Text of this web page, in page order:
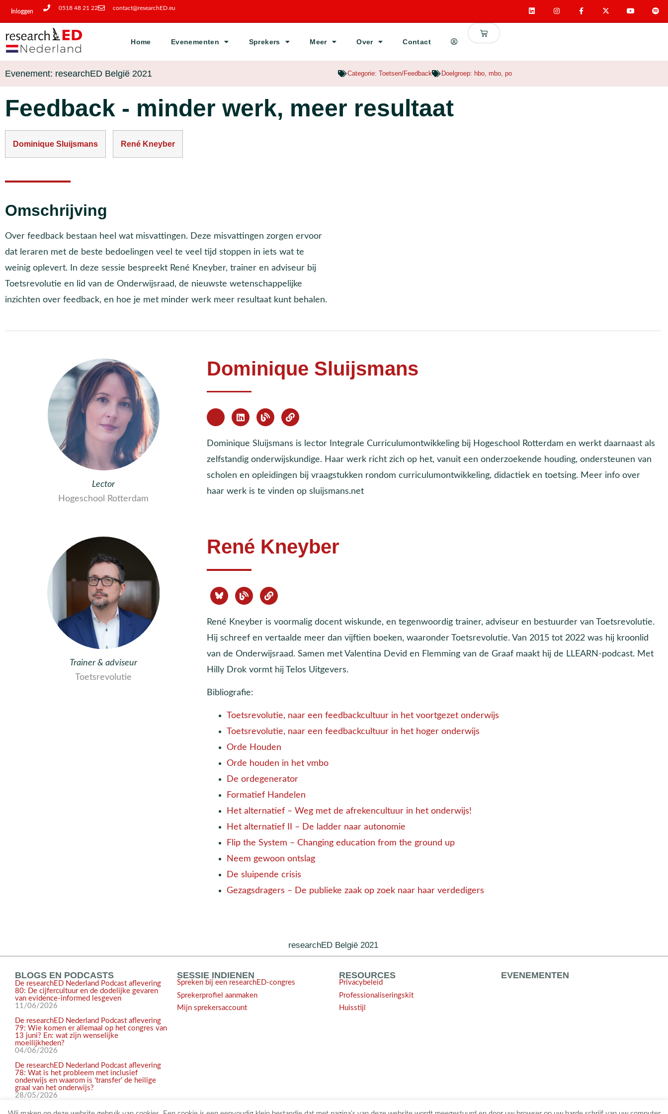
Inloggen
0518 48 21 22 contact@researchED.eu
Home Evenementen Sprekers Meer Over Contact
Evenement: researchED België 2021 Categorie: Toetsen/Feedback Doelgroep: hbo, mbo, po
Feedback - minder werk, meer resultaat
Dominique Sluijsmans René Kneyber
Omschrijving
Over feedback bestaan heel wat misvattingen. Deze misvattingen zorgen ervoor
dat leraren met de beste bedoelingen veel te veel tijd stoppen in iets wat te
weinig oplevert. In deze sessie bespreekt René Kneyber, trainer en adviseur bij
Toetsrevolutie en lid van de Onderwijsraad, de nieuwste wetenschappelijke
inzichten over feedback, en hoe je met minder werk meer resultaat kunt behalen.
Lector
Hogeschool Rotterdam
Dominique Sluijsmans
Dominique Sluijsmans is lector Integrale Curriculumontwikkeling bij Hogeschool Rotterdam en werkt daarnaast als
zelfstandig onderwijskundige. Haar werk richt zich op het, vanuit een onderzoekende houding, ondersteunen van
scholen en opleidingen bij vraagstukken rondom curriculumontwikkeling, didactiek en toetsing. Meer info over
haar werk is te vinden op sluijsmans.net
Trainer & adviseur
Toetsrevolutie
René Kneyber
René Kneyber is voormalig docent wiskunde, en tegenwoordig trainer, adviseur en bestuurder van Toetsrevolutie.
Hij schreef en vertaalde meer dan vijftien boeken, waaronder Toetsrevolutie. Van 2015 tot 2022 was hij kroonlid
van de Onderwijsraad. Samen met Valentina Devid en Flemming van de Graaf maakt hij de LLEARN-podcast. Met
Hilly Drok vormt hij Telos Uitgevers.
Bibliografie:
Toetsrevolutie, naar een feedbackcultuur in het voortgezet onderwijs
Toetsrevolutie, naar een feedbackcultuur in het hoger onderwijs
Orde Houden
Orde houden in het vmbo
De ordegenerator
Formatief Handelen
Het alternatief – Weg met de afrekencultuur in het onderwijs!
Het alternatief II – De ladder naar autonomie
Flip the System – Changing education from the ground up
Neem gewoon ontslag
De sluipende crisis
Gezagsdragers – De publieke zaak op zoek naar haar verdedigers
researchED België 2021
BLOGS EN PODCASTS
De researchED Nederland Podcast aflevering
80: De cijfercultuur en de dodelijke gevaren
van evidence-informed lesgeven
11/06/2026
De researchED Nederland Podcast aflevering
79: Wie komen er allemaal op het congres van
13 juni? En: wat zijn wenselijke
moeilijkheden?
04/06/2026
De researchED Nederland Podcast aflevering
78: Wat is het probleem met inclusief
onderwijs en waarom is ‘transfer’ de heilige
graal van het onderwijs?
28/05/2026
SESSIE INDIENEN
Spreken bij een researchED-congres
Sprekerprofiel aanmaken
Mijn sprekersaccount
RESOURCES
Privacybeleid
Professionaliseringskit
Huisstijl
EVENEMENTEN